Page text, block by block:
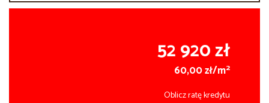
52 920 zł
60,00 zł/m2
Oblicz ratę kredytu